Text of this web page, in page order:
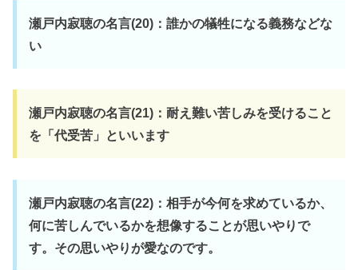
瀬戸内寂聴の名言(20)：誰かの犠牲になる義務などな
い
瀬戸内寂聴の名言(21)：耐え難い苦しみを受けること
を「代受苦」といいます
瀬戸内寂聴の名言(22)：相手が今何を求めているか、
何に苦しんでいるかを想像することが思いやりで
す。その思いやりが愛なのです。